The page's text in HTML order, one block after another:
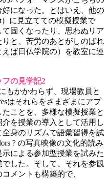
になった。とはいえ、他の
）に見立てての模擬授業で
固くなったり、思わぬリア
と、苦労のあとがしのばれ
ば日仏学院の）を教室に連
の見学記2
もかかわらず、現場教員と
はそれらをさまざまにアプ
ことを、多様な模擬授業と
を授業の導入として活用し
身のリズムで語彙習得を試
? の写真映像の文化的読み
による参加型授業を試みた
した。そして、それを参観
メントも構築的で、